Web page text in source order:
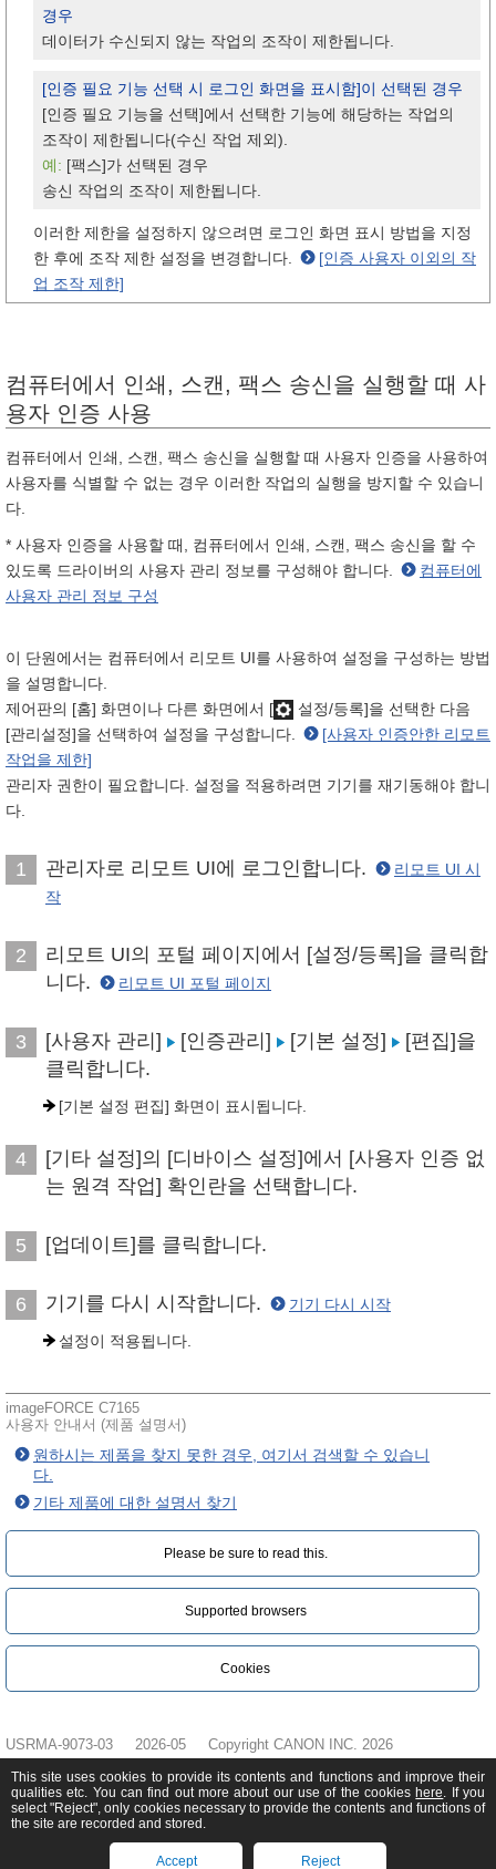
경우
데이터가 수신되지 않는 작업의 조작이 제한됩니다.
[인증 필요 기능 선택 시 로그인 화면을 표시함]이 선택된 경우
[인증 필요 기능을 선택]에서 선택한 기능에 해당하는 작업의
조작이 제한됩니다(수신 작업 제외).
예: [팩스]가 선택된 경우
송신 작업의 조작이 제한됩니다.
이러한 제한을 설정하지 않으려면 로그인 화면 표시 방법을 지정
한 후에 조작 제한 설정을 변경합니다.
[인증 사용자 이외의 작
업 조작 제한]
컴퓨터에서 인쇄, 스캔, 팩스 송신을 실행할 때 사
용자 인증 사용
컴퓨터에서 인쇄, 스캔, 팩스 송신을 실행할 때 사용자 인증을 사용하여
사용자를 식별할 수 없는 경우 이러한 작업의 실행을 방지할 수 있습니
다.
* 사용자 인증을 사용할 때, 컴퓨터에서 인쇄, 스캔, 팩스 송신을 할 수
있도록 드라이버의 사용자 관리 정보를 구성해야 합니다.
컴퓨터에
사용자 관리 정보 구성
이 단원에서는 컴퓨터에서 리모트 UI를 사용하여 설정을 구성하는 방법
을 설명합니다.
제어판의 [홈] 화면이나 다른 화면에서 [
설정/등록]을 선택한 다음
[관리설정]을 선택하여 설정을 구성합니다.
[사용자 인증안한 리모트
작업을 제한]
관리자 권한이 필요합니다. 설정을 적용하려면 기기를 재기동해야 합니
다.
1 관리자로 리모트 UI에 로그인합니다.
리모트 UI 시
작
2
리모트 UI의 포털 페이지에서 [설정/등록]을 클릭합
니다.
리모트 UI 포털 페이지
3 [사용자 관리] [인증관리] [기본 설정]
[편집]을
클릭합니다.
[기본 설정 편집] 화면이 표시됩니다.
4
[기타 설정]의 [디바이스 설정]에서 [사용자 인증 없
는 원격 작업] 확인란을 선택합니다.
5 [업데이트]를 클릭합니다.
6 기기를 다시 시작합니다. 기기 다시 시작
설정이 적용됩니다.
imageFORCE C7165
사용자 안내서 (제품 설명서)
원하시는 제품을 찾지 못한 경우, 여기서 검색할 수 있습니
다.
기타 제품에 대한 설명서 찾기
Please be sure to read this.‎
Supported browsers
Cookies
USRMA-9073-03 2026-05 Copyright CANON INC. 2026
This site uses cookies to provide its contents and functions and improve their
qualities etc. You can find out more about our use of the cookies here. If you
select "Reject", only cookies necessary to provide the contents and functions of
the site are recorded and stored.
Accept Reject